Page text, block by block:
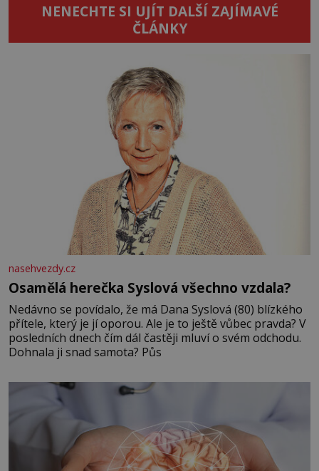
NENECHTE SI UJÍT DALŠÍ ZAJÍMAVÉ
ČLÁNKY
nasehvezdy.cz
Osamělá herečka Syslová všechno vzdala?
Nedávno se povídalo, že má Dana Syslová (80) blízkého
přítele, který je jí oporou. Ale je to ještě vůbec pravda? V
posledních dnech čím dál častěji mluví o svém odchodu.
Dohnala ji snad samota? Půs